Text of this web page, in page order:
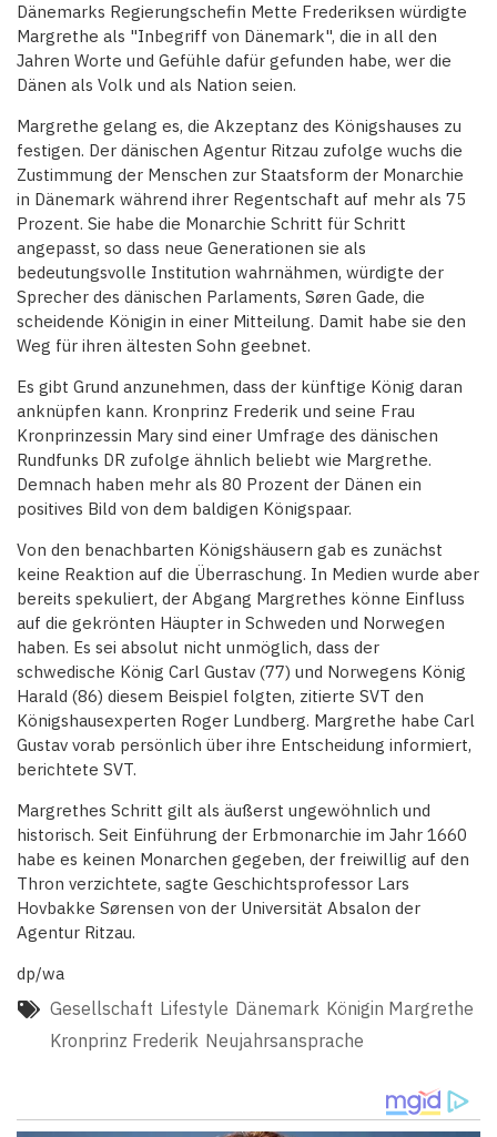
Dänemarks Regierungschefin Mette Frederiksen würdigte
Margrethe als "Inbegriff von Dänemark", die in all den
Jahren Worte und Gefühle dafür gefunden habe, wer die
Dänen als Volk und als Nation seien.
Margrethe gelang es, die Akzeptanz des Königshauses zu
festigen. Der dänischen Agentur Ritzau zufolge wuchs die
Zustimmung der Menschen zur Staatsform der Monarchie
in Dänemark während ihrer Regentschaft auf mehr als 75
Prozent. Sie habe die Monarchie Schritt für Schritt
angepasst, so dass neue Generationen sie als
bedeutungsvolle Institution wahrnähmen, würdigte der
Sprecher des dänischen Parlaments, Søren Gade, die
scheidende Königin in einer Mitteilung. Damit habe sie den
Weg für ihren ältesten Sohn geebnet.
Es gibt Grund anzunehmen, dass der künftige König daran
anknüpfen kann. Kronprinz Frederik und seine Frau
Kronprinzessin Mary sind einer Umfrage des dänischen
Rundfunks DR zufolge ähnlich beliebt wie Margrethe.
Demnach haben mehr als 80 Prozent der Dänen ein
positives Bild von dem baldigen Königspaar.
Von den benachbarten Königshäusern gab es zunächst
keine Reaktion auf die Überraschung. In Medien wurde aber
bereits spekuliert, der Abgang Margrethes könne Einfluss
auf die gekrönten Häupter in Schweden und Norwegen
haben. Es sei absolut nicht unmöglich, dass der
schwedische König Carl Gustav (77) und Norwegens König
Harald (86) diesem Beispiel folgten, zitierte SVT den
Königshausexperten Roger Lundberg. Margrethe habe Carl
Gustav vorab persönlich über ihre Entscheidung informiert,
berichtete SVT.
Margrethes Schritt gilt als äußerst ungewöhnlich und
historisch. Seit Einführung der Erbmonarchie im Jahr 1660
habe es keinen Monarchen gegeben, der freiwillig auf den
Thron verzichtete, sagte Geschichtsprofessor Lars
Hovbakke Sørensen von der Universität Absalon der
Agentur Ritzau.
dp/wa
Gesellschaft Lifestyle Dänemark Königin Margrethe
Kronprinz Frederik Neujahrsansprache